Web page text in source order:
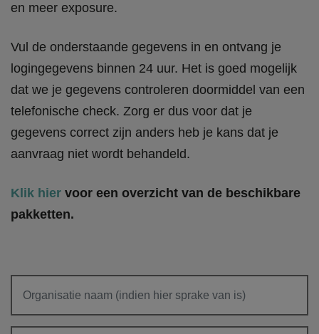
en meer exposure.
Vul de onderstaande gegevens in en ontvang je
logingegevens binnen 24 uur. Het is goed mogelijk
dat we je gegevens controleren doormiddel van een
telefonische check. Zorg er dus voor dat je
gegevens correct zijn anders heb je kans dat je
aanvraag niet wordt behandeld.
Klik hier voor een overzicht van de beschikbare
pakketten.